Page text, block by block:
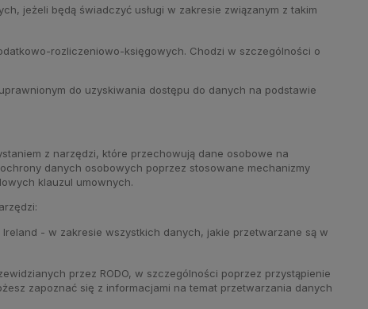
jeżeli będą świadczyć usługi w zakresie związanym z takim
rozliczeniowo-księgowych. Chodzi w szczególności o
do uzyskiwania dostępu do danych na podstawie
z narzędzi, które przechowują dane osobowe na
danych osobowych poprzez stosowane mechanizmy
klauzul umownych.
- w zakresie wszystkich danych, jakie przetwarzane są w
przez RODO, w szczególności poprzez przystąpienie
zapoznać się z informacjami na temat przetwarzania danych